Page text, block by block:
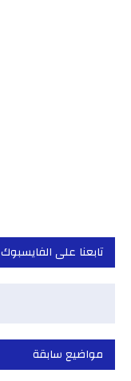
تابعنا على الفايسبوك
مواضيع سابقة